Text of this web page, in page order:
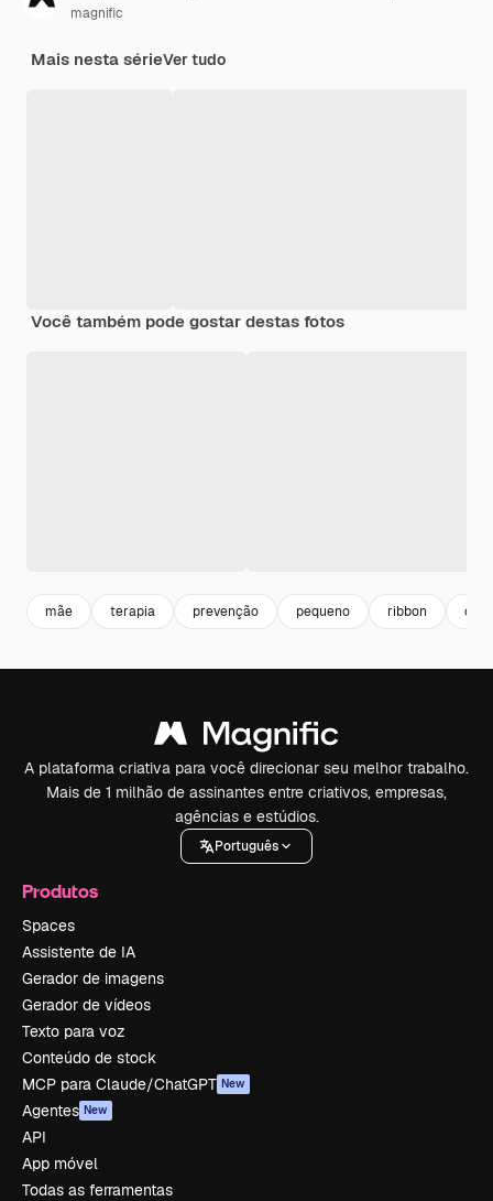
magnific
Mais nesta sérieVer tudo
Você também pode gostar destas fotos
mãe terapia prevenção pequeno ribbon
A plataforma criativa para você direcionar seu melhor trabalho.
Mais de 1 milhão de assinantes entre criativos, empresas,
agências e estúdios.
Português
Produtos
Spaces
Assistente de IA
Gerador de imagens
Gerador de vídeos
Texto para voz
Conteúdo de stock
MCP para Claude/ChatGPT New
Agentes New
API
App móvel
Todas as ferramentas